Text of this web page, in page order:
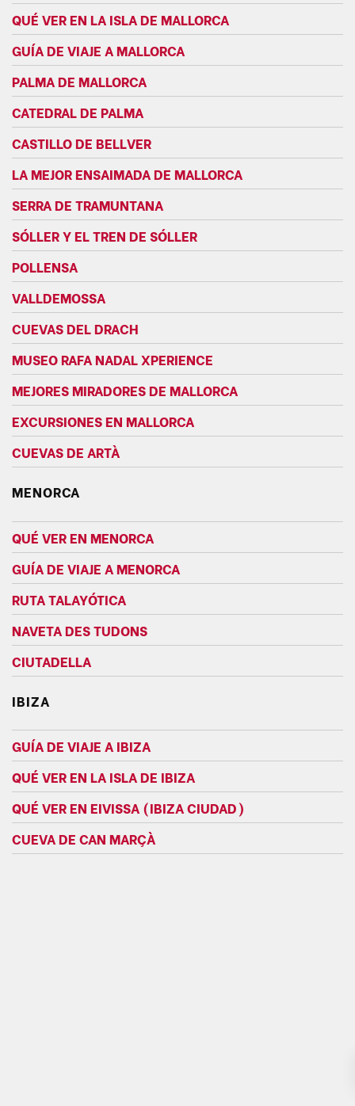
QUÉ VER EN LA ISLA DE MALLORCA
GUÍA DE VIAJE A MALLORCA
PALMA DE MALLORCA
CATEDRAL DE PALMA
CASTILLO DE BELLVER
LA MEJOR ENSAIMADA DE MALLORCA
SERRA DE TRAMUNTANA
SÓLLER Y EL TREN DE SÓLLER
POLLENSA
VALLDEMOSSA
CUEVAS DEL DRACH
MUSEO RAFA NADAL XPERIENCE
MEJORES MIRADORES DE MALLORCA
EXCURSIONES EN MALLORCA
CUEVAS DE ARTÀ
MENORCA
QUÉ VER EN MENORCA
GUÍA DE VIAJE A MENORCA
RUTA TALAYÓTICA
NAVETA DES TUDONS
CIUTADELLA
IBIZA
GUÍA DE VIAJE A IBIZA
QUÉ VER EN LA ISLA DE IBIZA
QUÉ VER EN EIVISSA (IBIZA CIUDAD)
CUEVA DE CAN MARÇÀ